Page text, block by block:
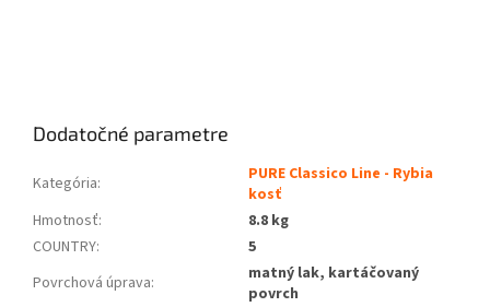
Dodatočné parametre
Kategória:
PURE Classico Line - Rybia
kosť
Hmotnosť:
8.8 kg
COUNTRY:
5
Povrchová úprava:
matný lak, kartáčovaný
povrch